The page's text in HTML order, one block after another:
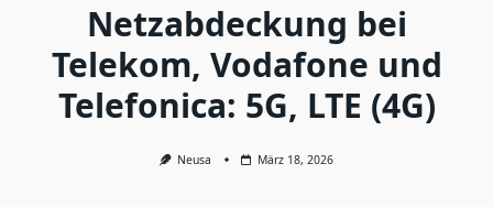
Netzabdeckung bei
Telekom, Vodafone und
Telefonica: 5G, LTE (4G)
Neusa März 18, 2026